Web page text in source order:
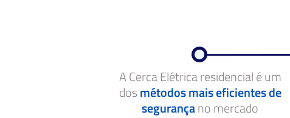
A Cerca Elétrica residencial é um
dosmétodos mais eficientes de
segurançano mercado